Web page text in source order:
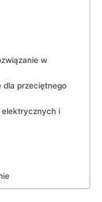
w
dla przeciętnego
elektrycznych i